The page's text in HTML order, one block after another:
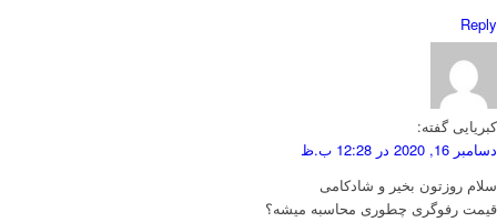
Reply
کبریایی گفته:
دسامبر 16, 2020 در 12:28 ب.ظ
سلام روزتون بخیر و شادکامی
قیمت رفوگری چطوری محاسبه میشه؟